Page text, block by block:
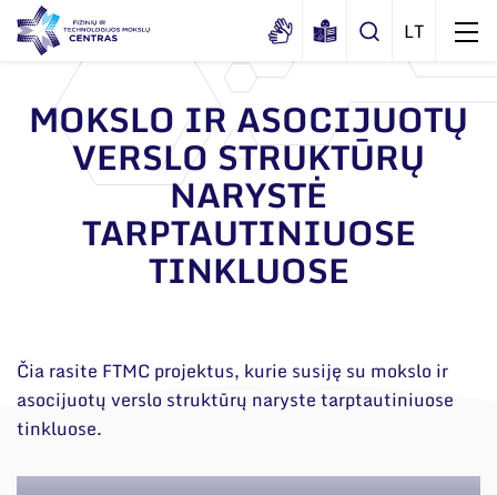
Apie mus
Dokumentai
Sertifikatai ir akreditavimo pažymėjimai
Viešieji pirkimai
Duomenų apsauga
Darbuotojams
Struktūra
Administracija
Administraciniai skyriai
Mokslo taryba
Tarptautinė patarėjų taryba
Naujienos
Leidiniai
Bendri rekvizitai
Administracija
MOKSLO IR ASOCIJUOTŲ
VERSLO STRUKTŪRŲ
NARYSTĖ
TARPTAUTINIUOSE
TINKLUOSE
Čia rasite FTMC projektus, kurie susiję su mokslo ir
asocijuotų verslo struktūrų naryste tarptautiniuose
tinkluose.